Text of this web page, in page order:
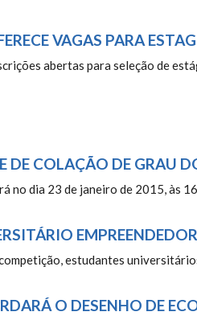
VAGAS PARA
abertas para seleção de
DE COLAÇÃO DE GRAU
no dia 23 de janeiro de 2015, às
EMPREENDEDOR
estudantes
O DESENHO DE